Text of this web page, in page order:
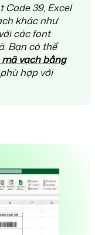
Code 39, Excel
khác như
các font
Bạn có thể
vạch bằng
hợp với